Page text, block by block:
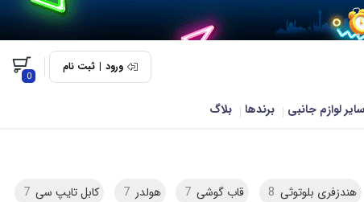
ورود | ثبت نام
0
سایر لوازم جانبی برندها بلاگ
هندزفری بلوتوثی 8 قاب گوشی 7 هولدر 7 کابل تایپ سی 7